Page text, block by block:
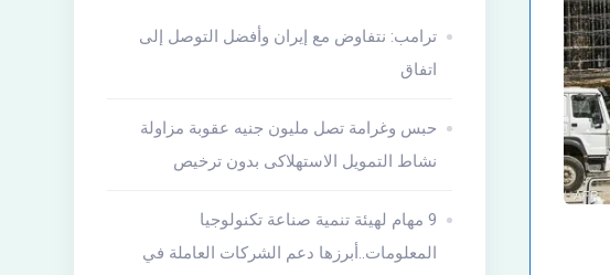
ترامب: نتفاوض مع إيران وأفضل التوصل إلى
اتفاق
حبس وغرامة تصل مليون جنيه عقوبة مزاولة
نشاط التمويل الاستهلاكى بدون ترخيص
9 مهام لهيئة تنمية صناعة تكنولوجيا
المعلومات..أبرزها دعم الشركات العاملة في